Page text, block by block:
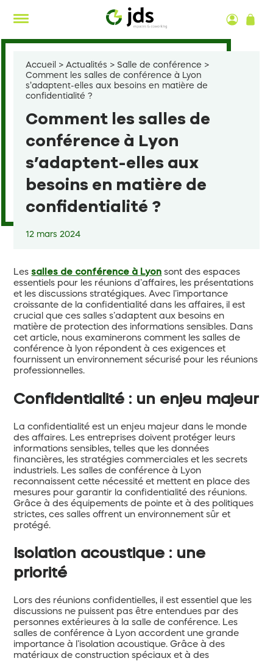
contenu
Accueil >Actualités > Salle de conférence >
Comment les salles de conférence à Lyon
s’adaptent-elles aux besoins en matière de
confidentialité ?
Comment les salles de
conférence à Lyon
s’adaptent-elles aux
besoins en matière de
confidentialité ?
12 mars 2024
Lessalles de conférence à Lyon sont des espaces
essentiels pour les réunions d’affaires, les présentations
et les discussions stratégiques. Avec l’importance
croissante de la confidentialité dans les affaires, il est
crucial que ces salles s’adaptent aux besoins en
matière de protection des informations sensibles. Dans
cet article, nous examinerons comment les salles de
conférence à lyon répondent à ces exigences et
fournissent un environnement sécurisé pour les réunions
professionnelles.
Confidentialité : un enjeu majeur
La confidentialité est un enjeu majeur dans le monde
des affaires. Les entreprises doivent protéger leurs
informations sensibles, telles que les données
financières, les stratégies commerciales et les secrets
industriels. Les salles de conférence à Lyon
reconnaissent cette nécessité et mettent en place des
mesures pour garantir la confidentialité des réunions.
Grâce à des équipements de pointe et à des politiques
strictes, ces salles offrent un environnement sûr et
protégé.
Isolation acoustique : une
priorité
Lors des réunions confidentielles, il est essentiel que les
discussions ne puissent pas être entendues par des
personnes extérieures à la salle de conférence. Les
salles de conférence à Lyon accordent une grande
importance à l’isolation acoustique. Grâce à des
matériaux de construction spéciaux et à des